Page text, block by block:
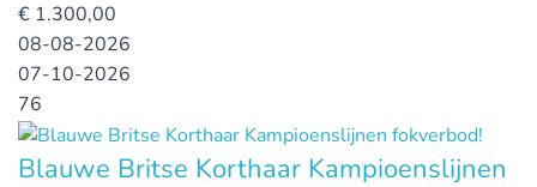
€ 1.300,00
08-08-2026
07-10-2026
76
Blauwe Britse Korthaar Kampioenslijnen